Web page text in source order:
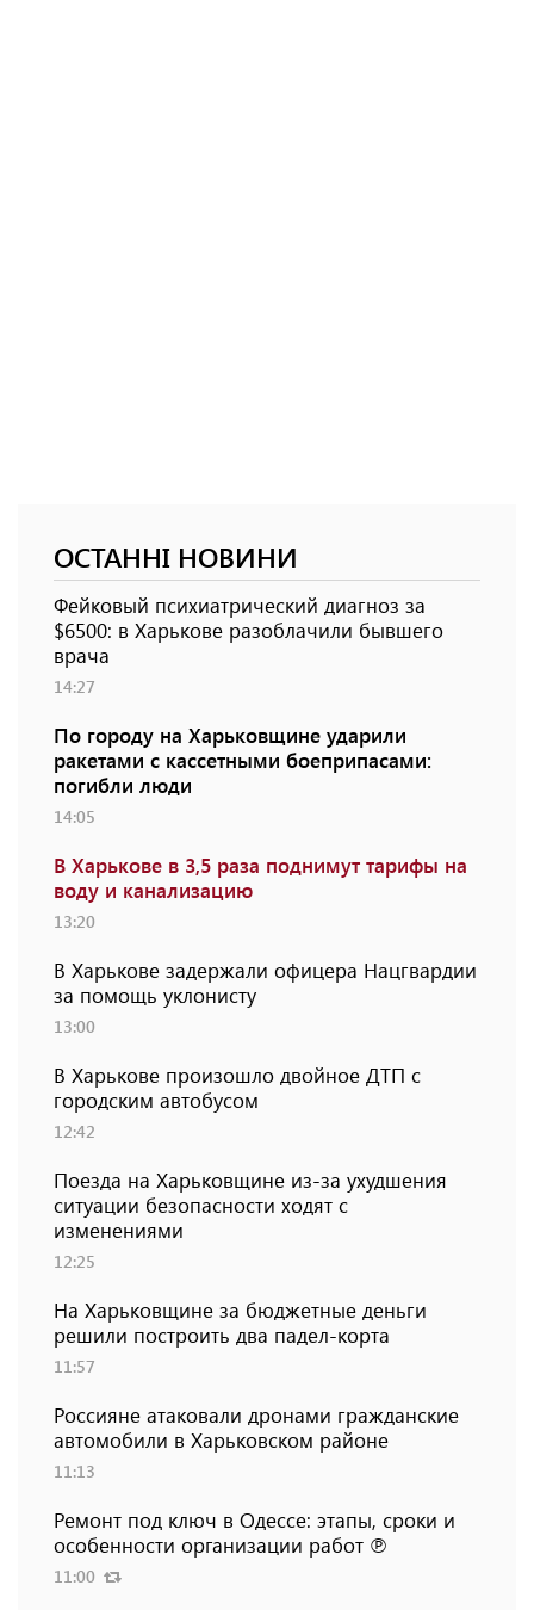
ОСТАННІ НОВИНИ
Фейковый психиатрический диагноз за
$6500: в Харькове разоблачили бывшего
врача
14:27
По городу на Харьковщине ударили
ракетами с кассетными боеприпасами:
погибли люди
14:05
В Харькове в 3,5 раза поднимут тарифы на
воду и канализацию
13:20
В Харькове задержали офицера Нацгвардии
за помощь уклонисту
13:00
В Харькове произошло двойное ДТП с
городским автобусом
12:42
Поезда на Харьковщине из-за ухудшения
ситуации безопасности ходят с
изменениями
12:25
На Харьковщине за бюджетные деньги
решили построить два падел-корта
11:57
Россияне атаковали дронами гражданские
автомобили в Харьковском районе
11:13
Ремонт под ключ в Одессе: этапы, сроки и
особенности организации работ ℗
11:00